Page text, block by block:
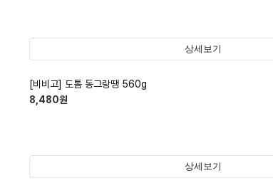
상세보기
[비비고] 도톰 동그랑땡 560g
8,480원
상세보기